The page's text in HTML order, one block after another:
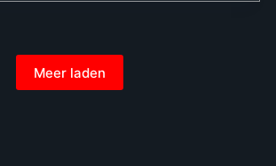
Meer laden